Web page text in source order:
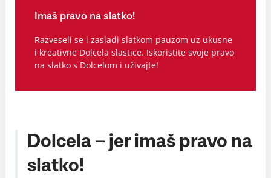
Imaš pravo na slatko!
Razveseli se i zasladi slatkom pauzom uz ukusne
i kreativne Dolcela slastice. Iskoristite svoje pravo
na slatko s Dolcelom i uživajte!
Dolcela – jer imaš pravo na
slatko!